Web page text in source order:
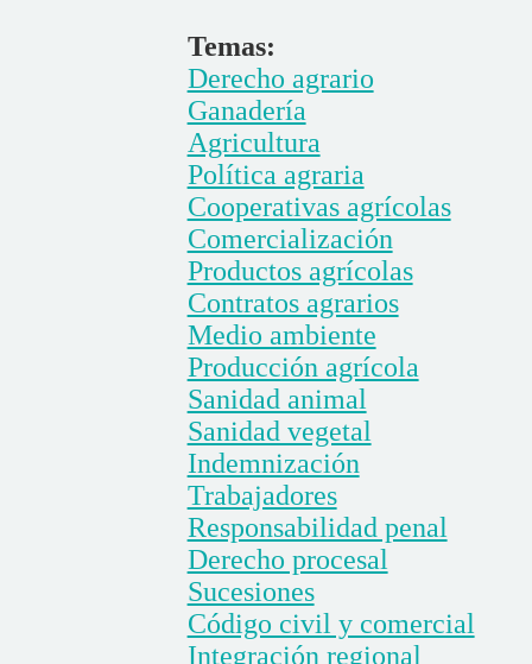
Temas:
Derecho agrario
Ganadería
Agricultura
Política agraria
Cooperativas agrícolas
Comercialización
Productos agrícolas
Contratos agrarios
Medio ambiente
Producción agrícola
Sanidad animal
Sanidad vegetal
Indemnización
Trabajadores
Responsabilidad penal
Derecho procesal
Sucesiones
Código civil y comercial
Integración regional